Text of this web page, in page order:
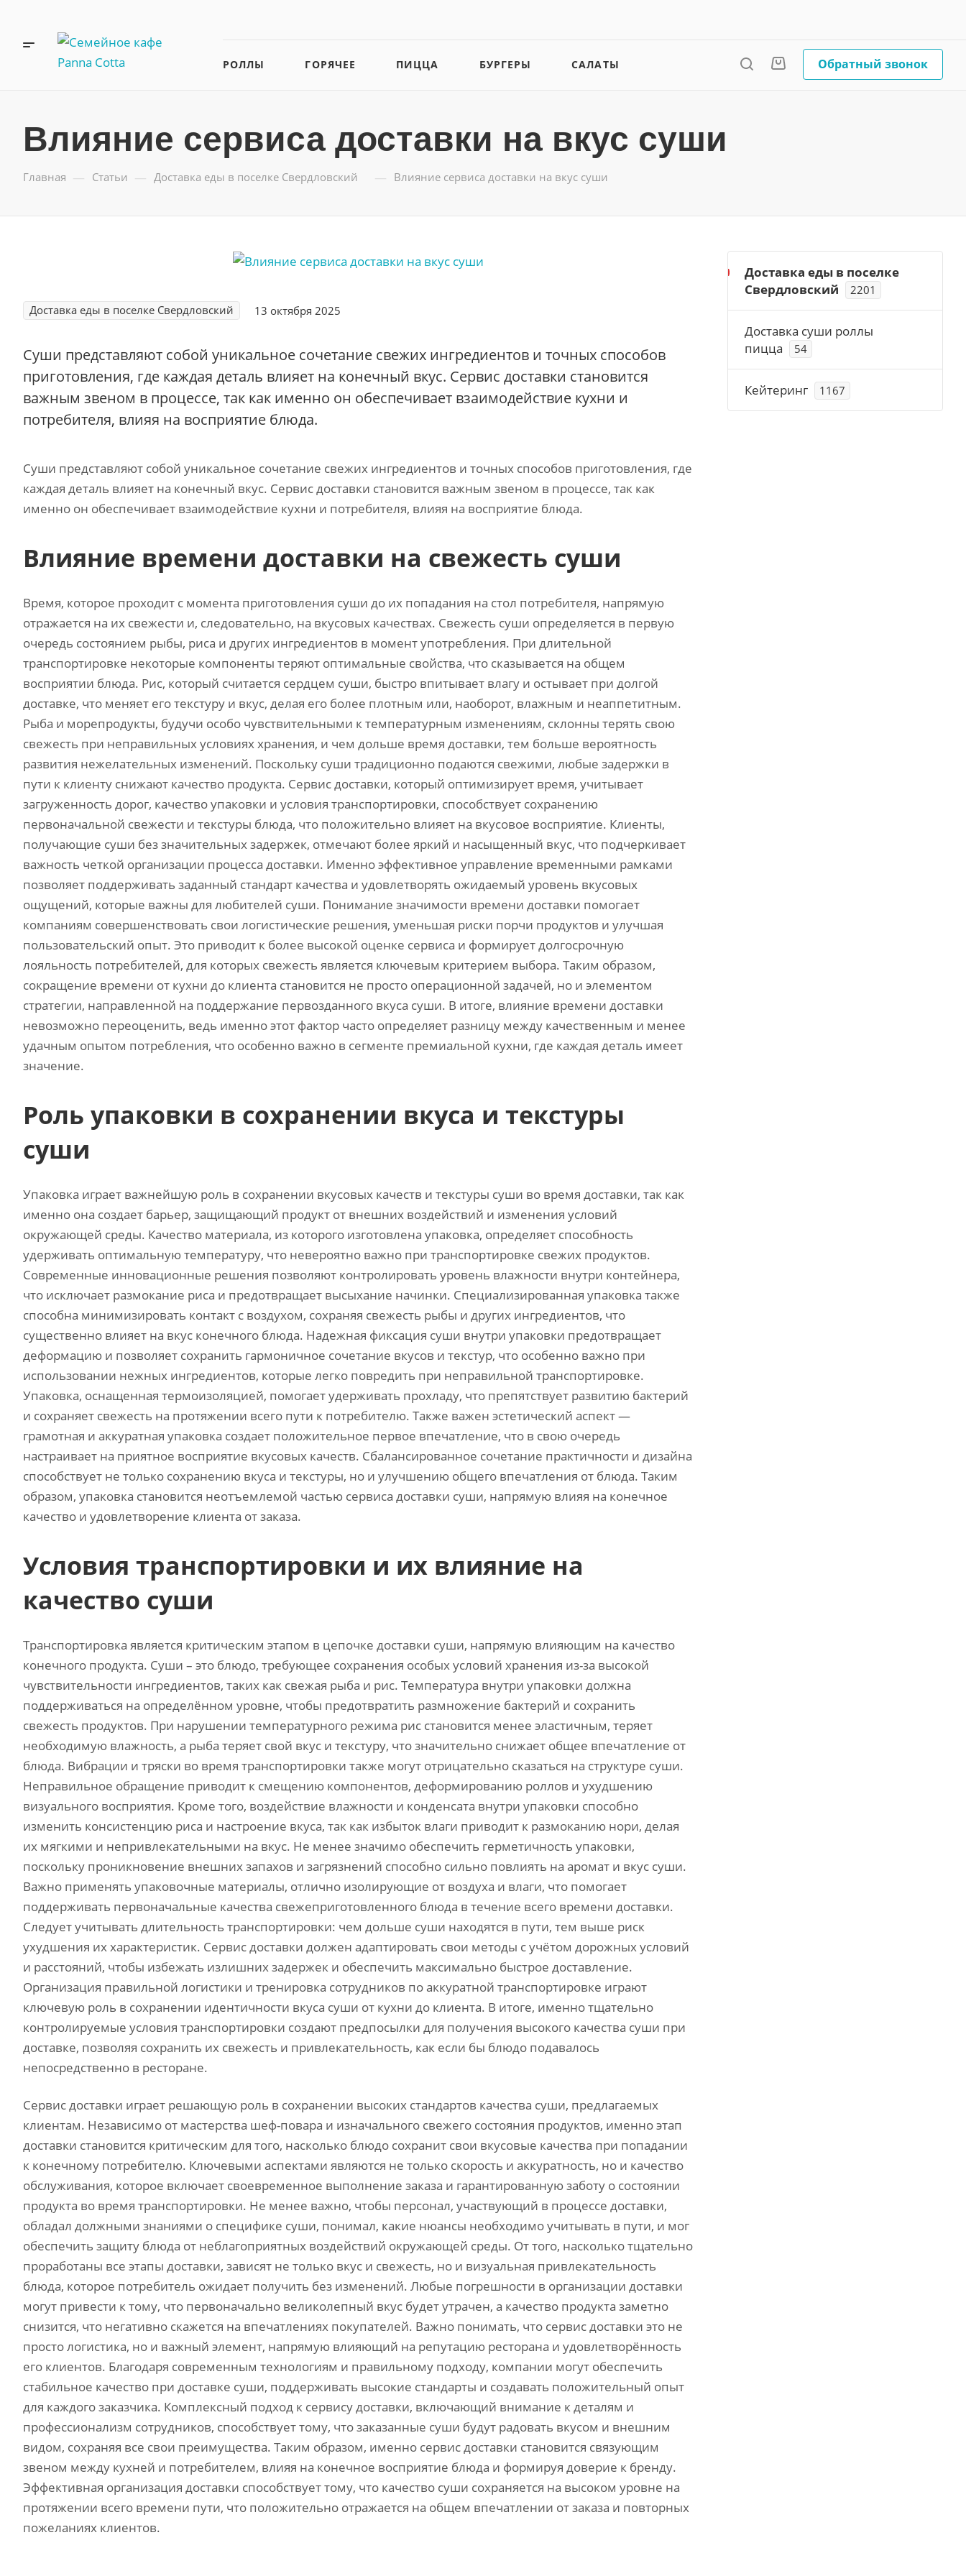
РОЛЛЫ ГОРЯЧЕЕ ПИЦЦА БУРГЕРЫ САЛАТЫ Обратный звонок
Влияние сервиса доставки на вкус суши
Главная — Статьи — Доставка еды в поселке Свердловский — Влияние сервиса доставки на вкус суши
Доставка еды в поселке Свердловский 13 октября 2025
Суши представляют собой уникальное сочетание свежих ингредиентов и точных способов
приготовления, где каждая деталь влияет на конечный вкус. Сервис доставки становится
важным звеном в процессе, так как именно он обеспечивает взаимодействие кухни и
потребителя, влияя на восприятие блюда.
Суши представляют собой уникальное сочетание свежих ингредиентов и точных способов приготовления, где
каждая деталь влияет на конечный вкус. Сервис доставки становится важным звеном в процессе, так как
именно он обеспечивает взаимодействие кухни и потребителя, влияя на восприятие блюда.
Влияние времени доставки на свежесть суши
Время, которое проходит с момента приготовления суши до их попадания на стол потребителя, напрямую
отражается на их свежести и, следовательно, на вкусовых качествах. Свежесть суши определяется в первую
очередь состоянием рыбы, риса и других ингредиентов в момент употребления. При длительной
транспортировке некоторые компоненты теряют оптимальные свойства, что сказывается на общем
восприятии блюда. Рис, который считается сердцем суши, быстро впитывает влагу и остывает при долгой
доставке, что меняет его текстуру и вкус, делая его более плотным или, наоборот, влажным и неаппетитным.
Рыба и морепродукты, будучи особо чувствительными к температурным изменениям, склонны терять свою
свежесть при неправильных условиях хранения, и чем дольше время доставки, тем больше вероятность
развития нежелательных изменений. Поскольку суши традиционно подаются свежими, любые задержки в
пути к клиенту снижают качество продукта. Сервис доставки, который оптимизирует время, учитывает
загруженность дорог, качество упаковки и условия транспортировки, способствует сохранению
первоначальной свежести и текстуры блюда, что положительно влияет на вкусовое восприятие. Клиенты,
получающие суши без значительных задержек, отмечают более яркий и насыщенный вкус, что подчеркивает
важность четкой организации процесса доставки. Именно эффективное управление временными рамками
позволяет поддерживать заданный стандарт качества и удовлетворять ожидаемый уровень вкусовых
ощущений, которые важны для любителей суши. Понимание значимости времени доставки помогает
компаниям совершенствовать свои логистические решения, уменьшая риски порчи продуктов и улучшая
пользовательский опыт. Это приводит к более высокой оценке сервиса и формирует долгосрочную
лояльность потребителей, для которых свежесть является ключевым критерием выбора. Таким образом,
сокращение времени от кухни до клиента становится не просто операционной задачей, но и элементом
стратегии, направленной на поддержание первозданного вкуса суши. В итоге, влияние времени доставки
невозможно переоценить, ведь именно этот фактор часто определяет разницу между качественным и менее
удачным опытом потребления, что особенно важно в сегменте премиальной кухни, где каждая деталь имеет
значение.
Роль упаковки в сохранении вкуса и текстуры
суши
Упаковка играет важнейшую роль в сохранении вкусовых качеств и текстуры суши во время доставки, так как
именно она создает барьер, защищающий продукт от внешних воздействий и изменения условий
окружающей среды. Качество материала, из которого изготовлена упаковка, определяет способность
удерживать оптимальную температуру, что невероятно важно при транспортировке свежих продуктов.
Современные инновационные решения позволяют контролировать уровень влажности внутри контейнера,
что исключает размокание риса и предотвращает высыхание начинки. Специализированная упаковка также
способна минимизировать контакт с воздухом, сохраняя свежесть рыбы и других ингредиентов, что
существенно влияет на вкус конечного блюда. Надежная фиксация суши внутри упаковки предотвращает
деформацию и позволяет сохранить гармоничное сочетание вкусов и текстур, что особенно важно при
использовании нежных ингредиентов, которые легко повредить при неправильной транспортировке.
Упаковка, оснащенная термоизоляцией, помогает удерживать прохладу, что препятствует развитию бактерий
и сохраняет свежесть на протяжении всего пути к потребителю. Также важен эстетический аспект —
грамотная и аккуратная упаковка создает положительное первое впечатление, что в свою очередь
настраивает на приятное восприятие вкусовых качеств. Сбалансированное сочетание практичности и дизайна
способствует не только сохранению вкуса и текстуры, но и улучшению общего впечатления от блюда. Таким
образом, упаковка становится неотъемлемой частью сервиса доставки суши, напрямую влияя на конечное
качество и удовлетворение клиента от заказа.
Условия транспортировки и их влияние на
качество суши
Транспортировка является критическим этапом в цепочке доставки суши, напрямую влияющим на качество
конечного продукта. Суши – это блюдо, требующее сохранения особых условий хранения из-за высокой
чувствительности ингредиентов, таких как свежая рыба и рис. Температура внутри упаковки должна
поддерживаться на определённом уровне, чтобы предотвратить размножение бактерий и сохранить
свежесть продуктов. При нарушении температурного режима рис становится менее эластичным, теряет
необходимую влажность, а рыба теряет свой вкус и текстуру, что значительно снижает общее впечатление от
блюда. Вибрации и тряски во время транспортировки также могут отрицательно сказаться на структуре суши.
Неправильное обращение приводит к смещению компонентов, деформированию роллов и ухудшению
визуального восприятия. Кроме того, воздействие влажности и конденсата внутри упаковки способно
изменить консистенцию риса и настроение вкуса, так как избыток влаги приводит к размоканию нори, делая
их мягкими и непривлекательными на вкус. Не менее значимо обеспечить герметичность упаковки,
поскольку проникновение внешних запахов и загрязнений способно сильно повлиять на аромат и вкус суши.
Важно применять упаковочные материалы, отлично изолирующие от воздуха и влаги, что помогает
поддерживать первоначальные качества свежеприготовленного блюда в течение всего времени доставки.
Следует учитывать длительность транспортировки: чем дольше суши находятся в пути, тем выше риск
ухудшения их характеристик. Сервис доставки должен адаптировать свои методы с учётом дорожных условий
и расстояний, чтобы избежать излишних задержек и обеспечить максимально быстрое доставление.
Организация правильной логистики и тренировка сотрудников по аккуратной транспортировке играют
ключевую роль в сохранении идентичности вкуса суши от кухни до клиента. В итоге, именно тщательно
контролируемые условия транспортировки создают предпосылки для получения высокого качества суши при
доставке, позволяя сохранить их свежесть и привлекательность, как если бы блюдо подавалось
непосредственно в ресторане.
Сервис доставки играет решающую роль в сохранении высоких стандартов качества суши, предлагаемых
клиентам. Независимо от мастерства шеф-повара и изначального свежего состояния продуктов, именно этап
доставки становится критическим для того, насколько блюдо сохранит свои вкусовые качества при попадании
к конечному потребителю. Ключевыми аспектами являются не только скорость и аккуратность, но и качество
обслуживания, которое включает своевременное выполнение заказа и гарантированную заботу о состоянии
продукта во время транспортировки. Не менее важно, чтобы персонал, участвующий в процессе доставки,
обладал должными знаниями о специфике суши, понимал, какие нюансы необходимо учитывать в пути, и мог
обеспечить защиту блюда от неблагоприятных воздействий окружающей среды. От того, насколько тщательно
проработаны все этапы доставки, зависят не только вкус и свежесть, но и визуальная привлекательность
блюда, которое потребитель ожидает получить без изменений. Любые погрешности в организации доставки
могут привести к тому, что первоначально великолепный вкус будет утрачен, а качество продукта заметно
снизится, что негативно скажется на впечатлениях покупателей. Важно понимать, что сервис доставки это не
просто логистика, но и важный элемент, напрямую влияющий на репутацию ресторана и удовлетворённость
его клиентов. Благодаря современным технологиям и правильному подходу, компании могут обеспечить
стабильное качество при доставке суши, поддерживать высокие стандарты и создавать положительный опыт
для каждого заказчика. Комплексный подход к сервису доставки, включающий внимание к деталям и
профессионализм сотрудников, способствует тому, что заказанные суши будут радовать вкусом и внешним
видом, сохраняя все свои преимущества. Таким образом, именно сервис доставки становится связующим
звеном между кухней и потребителем, влияя на конечное восприятие блюда и формируя доверие к бренду.
Эффективная организация доставки способствует тому, что качество суши сохраняется на высоком уровне на
протяжении всего времени пути, что положительно отражается на общем впечатлении от заказа и повторных
пожеланиях клиентов.
Доставка еды в поселке
Свердловский
2201
Доставка суши роллы
пицца
54
Кейтеринг 1167